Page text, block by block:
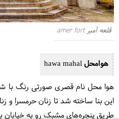
قلعه آمبر amer fort
هوامحل hawa mahal
هوا محل نام قصری صورتی رنگ با
این بنا ساخته شد تا زنان حرمسرا و
طریق پنجره‌های مشبک رو به خیابان